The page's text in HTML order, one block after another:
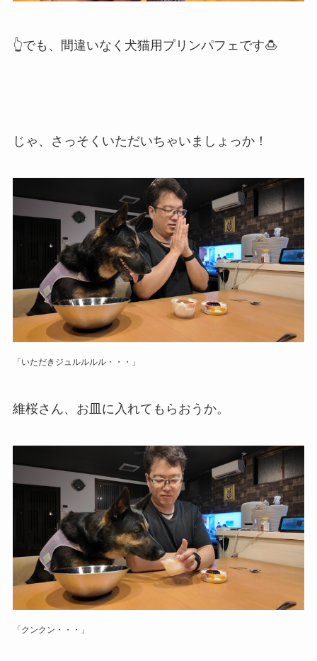
👆でも、間違いなく犬猫用プリンパフェです🍮
じゃ、さっそくいただいちゃいましょっか！
「いただきジュルルルル・・・」
維桜さん、お皿に入れてもらおうか。
「クンクン・・・」